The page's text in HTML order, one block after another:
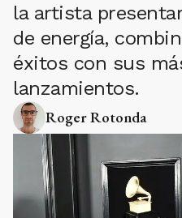
la artista
de energía,
éxitos con sus
lanzamientos.
Roger Rotonda